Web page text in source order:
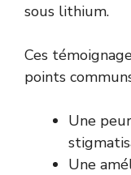
sous lithium.
Ces
points
Une
Une